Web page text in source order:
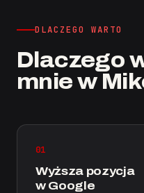
DLACZEGO WARTO
Dlaczego
mnie w
01
Wyższa pozycja
w Google